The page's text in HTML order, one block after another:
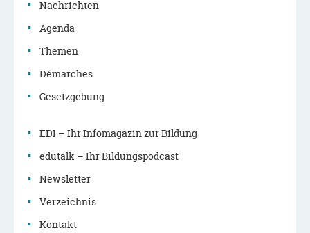
Nachrichten
Agenda
Themen
Démarches
Gesetzgebung
EDI – Ihr Infomagazin zur Bildung
edutalk – Ihr Bildungspodcast
Newsletter
Verzeichnis
Kontakt